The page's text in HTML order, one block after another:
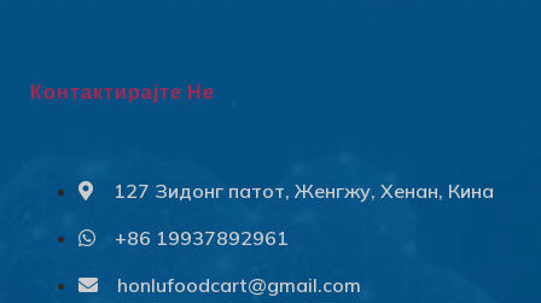
Контактирајте Не
127 Зидонг патот, Женгжу, Хенан, Кина
+86 19937892961
honlufoodcart@gmail.com
Slovenčina